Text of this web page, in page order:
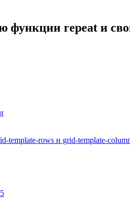
функции repeat и
template-rows и grid-template-